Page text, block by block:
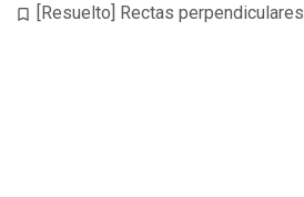
bookmark_border [Resuelto] Rectas perpendiculares